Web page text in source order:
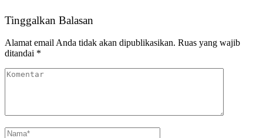
Tinggalkan Balasan
Alamat email Anda tidak akan dipublikasikan. Ruas yang wajib
ditandai *